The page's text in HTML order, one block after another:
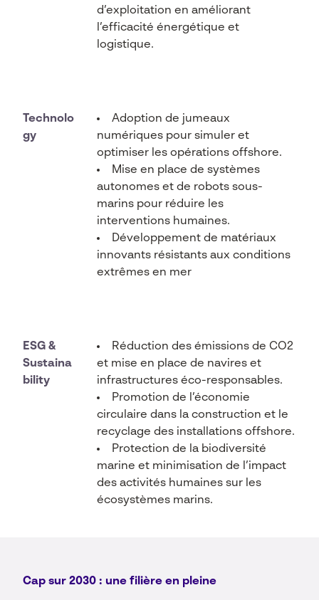
d’exploitation en améliorant
l’efficacité énergétique et
logistique.
Technolo
gy
Adoption de jumeaux
numériques pour simuler et
optimiser les opérations offshore.
Mise en place de systèmes
autonomes et de robots sous-
marins pour réduire les
interventions humaines.
Développement de matériaux
innovants résistants aux conditions
extrêmes en mer
ESG &
Sustaina
bility
Réduction des émissions de CO2
et mise en place de navires et
infrastructures éco-responsables.
Promotion de l’économie
circulaire dans la construction et le
recyclage des installations offshore.
Protection de la biodiversité
marine et minimisation de l’impact
des activités humaines sur les
écosystèmes marins.
Cap sur 2030 : une filière en pleine